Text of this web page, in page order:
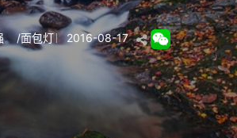
/面包灯 2016-08-17